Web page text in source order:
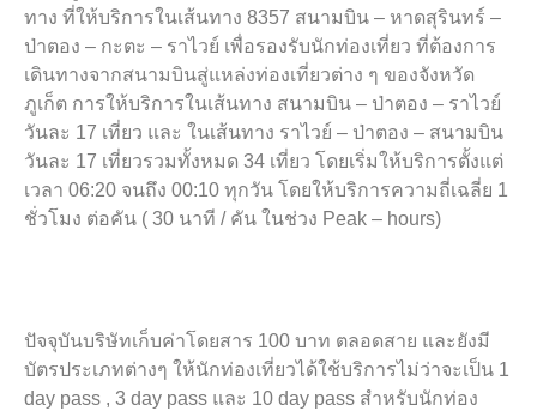
ทาง​ ที่ให้บริการในเส้นทาง 8357 สนามบิน – หาดสุรินทร์​ –
ป่าตอง – กะตะ – ราไวย์​ เพื่อรองรับนักท่องเที่ยว ที่ต้องการ
เดินทางจากสนามบินสู่แหล่งท่องเที่ยวต่าง ๆ ของจังหวัด
ภูเก็ต การให้บริการในเส้นทาง สนามบิน – ป่าตอง – ราไวย์
วันละ 17 เที่ยว และ ในเส้นทาง ราไวย์ – ป่าตอง – สนามบิน
วันละ 17 เที่ยว​รวมทั้งหมด​ 34 เที่ยว โดยเริ่มให้บริการตั้งแต่
เวลา 06:20 จนถึง 00:10 ทุกวัน โดยให้บริการความถี่เฉลี่ย 1
ชั่วโมง ต่อคัน ( 30 นาที / คัน ในช่วง Peak – hours)
ปัจจุบันบริษัทเก็บค่าโดยสาร 100 บาท ตลอดสาย และยังมี
บัตรประเภทต่างๆ ให้นักท่องเที่ยวได้ใช้บริการไม่ว่าจะเป็น 1
day pass , 3 day pass และ 10 day pass สำหรับนักท่อง